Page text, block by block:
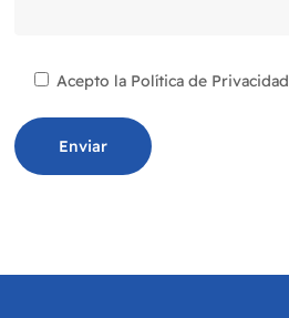
Acepto la Política de Privacidad